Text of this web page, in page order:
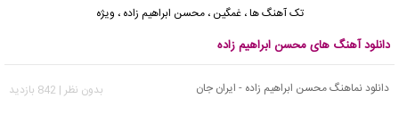
تک آهنگ ها،غمگین ،محسن ابراهیم زاده ، ویژه
دانلود آهنگ های محسن ابراهیم زاده
دانلود نماهنگ محسن ابراهیم زاده - ایران جان
بدون نظر | 842 بازدید